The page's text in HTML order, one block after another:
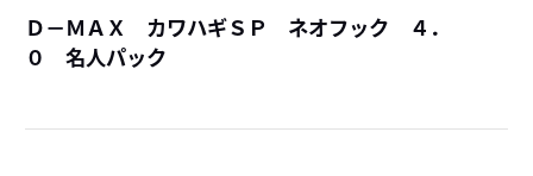
Ｄ－ＭＡＸ カワハギＳＰ ネオフック ４．
０ 名人パック